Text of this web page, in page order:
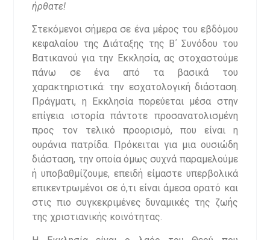
ήρθατε!
Στεκόμενοι σήμερα σε ένα μέρος του εβδόμου
κεφαλαίου της Διάταξης της Β΄ Συνόδου του
Βατικανού για την Εκκλησία, ας στοχαστούμε
πάνω σε ένα από τα βασικά του
χαρακτηριστικά: την εσχατολογική διάσταση.
Πράγματι, η Εκκλησία πορεύεται μέσα στην
επίγεια ιστορία πάντοτε προσανατολισμένη
προς τον τελικό προορισμό, που είναι η
ουράνια πατρίδα. Πρόκειται για μια ουσιώδη
διάσταση, την οποία όμως συχνά παραμελούμε
ή υποβαθμίζουμε, επειδή είμαστε υπερβολικά
επικεντρωμένοι σε ό,τι είναι άμεσα ορατό και
στις πιο συγκεκριμένες δυναμικές της ζωής
της χριστιανικής κοινότητας.